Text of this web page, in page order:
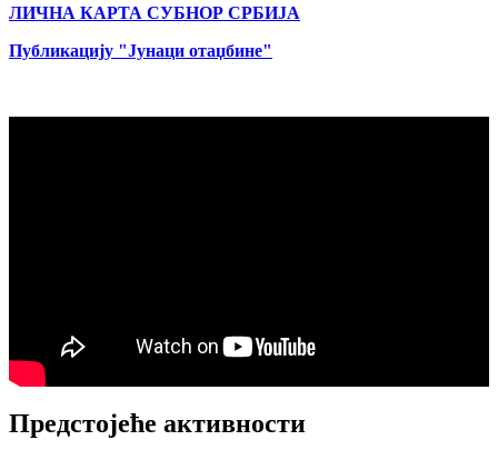
ЛИЧНА КАРТА СУБНОР СРБИЈА
Публикацију "Јунаци отаџбине"
Предстојеће активности